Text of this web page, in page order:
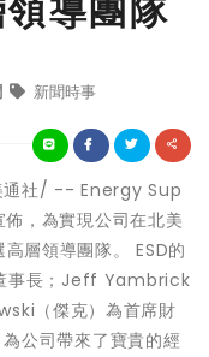
新聞時事
社/ -- Energy Sup
，為實現公司在北美
層領導團隊。 ESD的
事長；Jeff Yambrick
（傑克）為首席財
公司帶來了寶貴的經